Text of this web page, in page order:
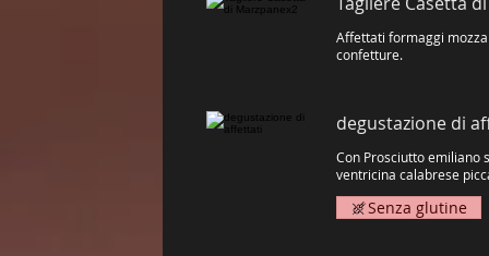
Affettati formaggi
confetture.
degustazione di
Con Prosciutto emiliano
ventricina calabrese
Senza glutine